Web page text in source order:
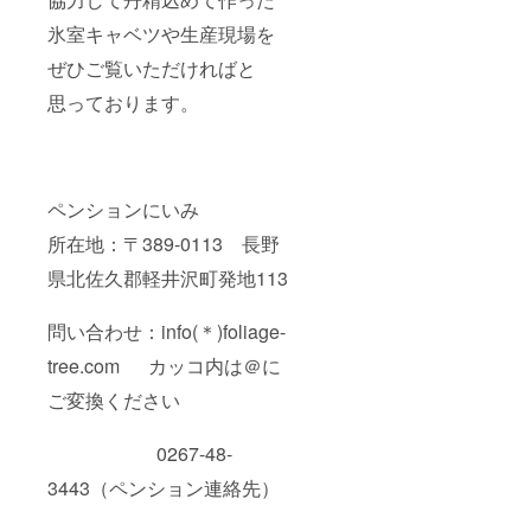
氷室キャベツや生産現場を
ぜひご覧いただければと
思っております。
ペンションにいみ
所在地：〒389-0113 長野
県北佐久郡軽井沢町発地113
問い合わせ：info(＊)foliage-
tree.com カッコ内は＠に
ご変換ください
0267-48-
3443（ペンション連絡先）